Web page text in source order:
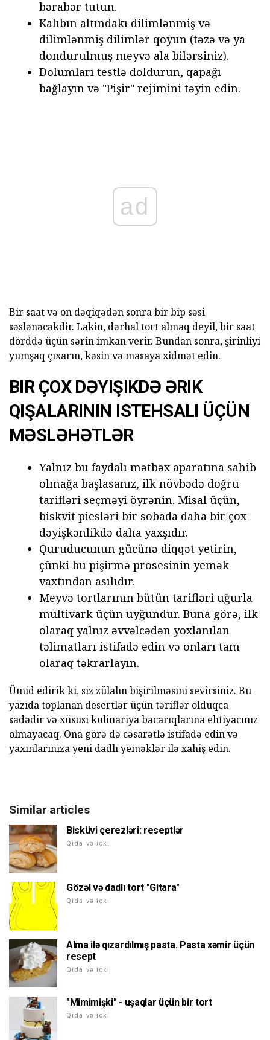
bərabər tutun.
Kalıbın altındakı dilimlənmiş və
dilimlənmiş dilimlər qoyun (təzə və ya
dondurulmuş meyvə ala bilərsiniz).
Dolumları testlə doldurun, qapağı
bağlayın və "Pişir" rejimini təyin edin.
ad
Bir saat və on dəqiqədən sonra bir bip səsi
səslənəcəkdir. Lakin, dərhal tort almaq deyil, bir saat
dörddə üçün sərin imkan verir. Bundan sonra, şirinliyi
yumşaq çıxarın, kəsin və masaya xidmət edin.
BIR ÇOX DƏYIŞIKDƏ ƏRIK
QIŞALARININ ISTEHSALI ÜÇÜN
MƏSLƏHƏTLƏR
Yalnız bu faydalı mətbəx aparatına sahib
olmağa başlasanız, ilk növbədə doğru
tarifləri seçməyi öyrənin. Misal üçün,
biskvit piesləri bir sobada daha bir çox
dəyişkənlikdə daha yaxşıdır.
Quruducunun gücünə diqqət yetirin,
çünki bu pişirmə prosesinin yemək
vaxtından asılıdır.
Meyvə tortlarının bütün tarifləri uğurla
multivark üçün uyğundur. Buna görə, ilk
olaraq yalnız əvvəlcədən yoxlanılan
təlimatları istifadə edin və onları tam
olaraq təkrarlayın.
Ümid edirik ki, siz zülalın bişirilməsini sevirsiniz. Bu
yazıda toplanan desertlər üçün təriflər olduqca
sadədir və xüsusi kulinariya bacarıqlarına ehtiyacınız
olmayacaq. Ona görə də cəsarətlə istifadə edin və
yaxınlarınıza yeni dadlı yeməklər ilə xahiş edin.
Similar articles
Bisküvi çerezləri: reseptlər
Qida və içki
Gözəl və dadlı tort "Gitara"
Qida və içki
Alma ilə qızardılmış pasta. Pasta xəmir üçün
resept
Qida və içki
"Mimimişki" - uşaqlar üçün bir tort
Qida və içki